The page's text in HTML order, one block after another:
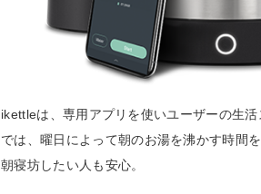
ikettleは、専用アプリを使いユーザーの生
では、曜日によって朝のお湯を沸かす時間
朝寝坊したい人も安心。